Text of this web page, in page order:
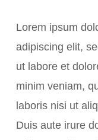
Lorem ipsum
adipiscing elit,
ut labore et
minim veniam,
laboris nisi ut
Duis aute irure